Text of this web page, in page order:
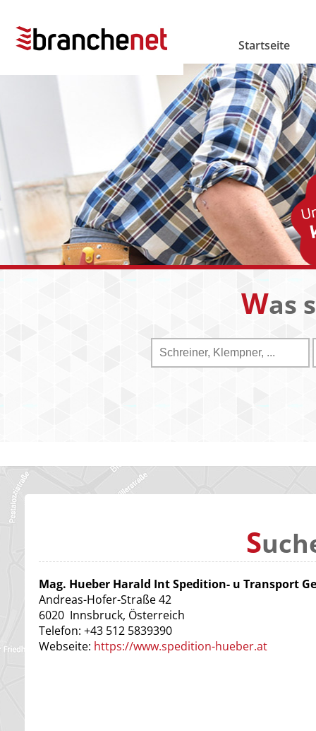
Startseite
Was
S
Mag. Hueber Harald Int Spedition- u Transport
Andreas-Hofer-Straße 42
6020 Innsbruck, Österreich
Telefon: +43 512 5839390
Webseite: https://www.spedition-hueber.at